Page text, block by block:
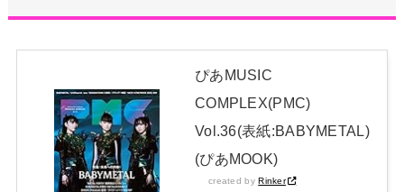
めての水着グラビアを独占スクープ！
日本独自企画・限定生産盤「METAL FORTH (DELUXE
JAPAN EDITION)」着弾
【BABYMETAL】METAL FORTH DELUXE JAPAN EDITION
ぴあMUSIC
COMPLEX(PMC)
Vol.36(表紙:BABYMETAL)
(ぴあMOOK)
created byRinker